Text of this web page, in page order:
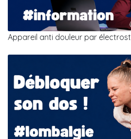
Appareil anti douleur par